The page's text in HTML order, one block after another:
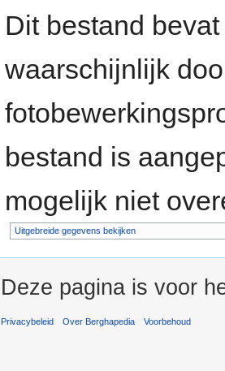
Dit bestand
waarschijnlijk
bestand is
mogelijk niet
Uitgebreide gegevens bekijken
Deze pagina is voor
Privacybeleid Over Berghapedia Voorbehoud